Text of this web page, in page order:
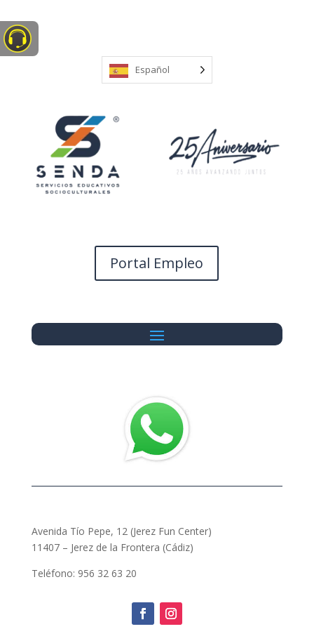
Español
Portal Empleo
CEI EL PAJE (LA BARCA DE
LA FLORIDA)
Entradas recientes
Menú día
No hay comentarios que mostrar.
Avenida Tío Pepe, 12 (Jerez Fun Center)
11407 – Jerez de la Frontera (Cádiz)
Teléfono: 956 32 63 20